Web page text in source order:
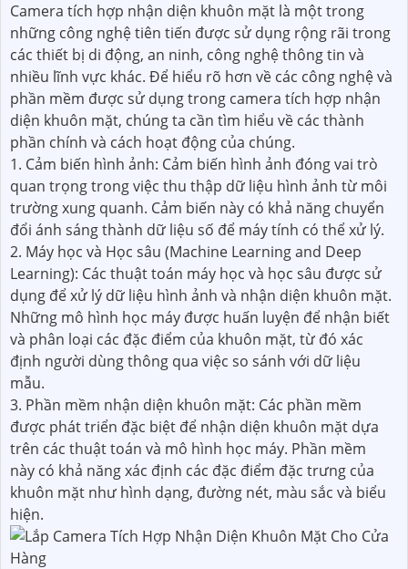
Camera tích hợp nhận diện khuôn mặt là một trong
những công nghệ tiên tiến được sử dụng rộng rãi trong
các thiết bị di động, an ninh, công nghệ thông tin và
nhiều lĩnh vực khác. Để hiểu rõ hơn về các công nghệ và
phần mềm được sử dụng trong camera tích hợp nhận
diện khuôn mặt, chúng ta cần tìm hiểu về các thành
phần chính và cách hoạt động của chúng.
1. Cảm biến hình ảnh: Cảm biến hình ảnh đóng vai trò
quan trọng trong việc thu thập dữ liệu hình ảnh từ môi
trường xung quanh. Cảm biến này có khả năng chuyển
đổi ánh sáng thành dữ liệu số để máy tính có thể xử lý.
2. Máy học và Học sâu (Machine Learning and Deep
Learning): Các thuật toán máy học và học sâu được sử
dụng để xử lý dữ liệu hình ảnh và nhận diện khuôn mặt.
Những mô hình học máy được huấn luyện để nhận biết
và phân loại các đặc điểm của khuôn mặt, từ đó xác
định người dùng thông qua việc so sánh với dữ liệu
mẫu.
3. Phần mềm nhận diện khuôn mặt: Các phần mềm
được phát triển đặc biệt để nhận diện khuôn mặt dựa
trên các thuật toán và mô hình học máy. Phần mềm
này có khả năng xác định các đặc điểm đặc trưng của
khuôn mặt như hình dạng, đường nét, màu sắc và biểu
hiện.